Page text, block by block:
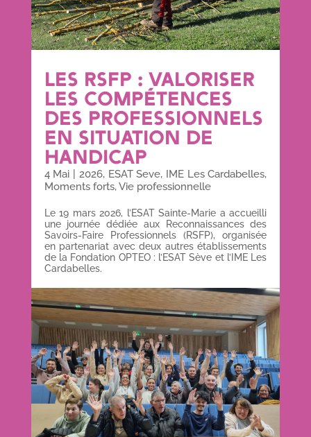
LES RSFP : VALORISER
LES COMPÉTENCES
DES PROFESSIONNELS
EN SITUATION DE
HANDICAP
4 Mai 2026, ESAT Seve, IME Les Cardabelles,
Moments forts,Vie professionnelle
Le 19 mars 2026, l’ESAT Sainte-Marie a accueilli
une journée dédiée aux Reconnaissances des
Savoirs-Faire Professionnels (RSFP), organisée
en partenariat avec deux autres établissements
de la Fondation OPTEO : l’ESAT Sève et l’IME Les
Cardabelles.